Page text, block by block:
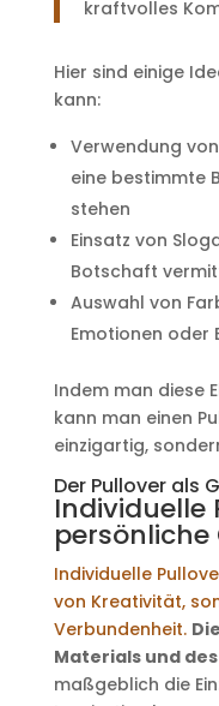
kraftvolles
Hier sind einige
kann:
Verwendung
eine bestimmte
stehen
Einsatz von
Botschaft
Auswahl von
Emotionen oder
Indem man diese
kann man einen
einzigartig,
Der Pullover als
Individuelle
persönliche
Individuelle
von Kreativität,
Verbundenheit.
Materials und
maßgeblich die